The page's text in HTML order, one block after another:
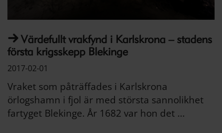
Värdefullt vrakfynd i Karlskrona – stadens
första krigsskepp Blekinge
2017-02-01
Vraket som påträffades i Karlskrona
örlogshamn i fjol är med största sannolikhet
fartyget Blekinge. År 1682 var hon det ...